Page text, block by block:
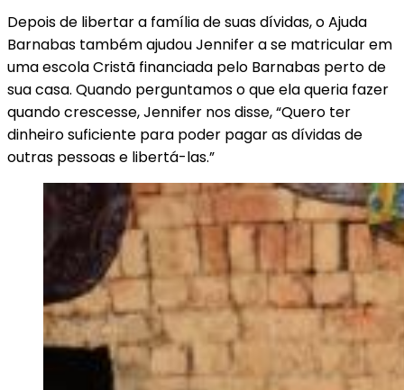
Depois de libertar a família de suas dívidas, o Ajuda
Barnabas também ajudou Jennifer a se matricular em
uma escola Cristã financiada pelo Barnabas perto de
sua casa. Quando perguntamos o que ela queria fazer
quando crescesse, Jennifer nos disse, “Quero ter
dinheiro suficiente para poder pagar as dívidas de
outras pessoas e libertá-las.”